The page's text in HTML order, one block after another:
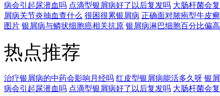
病会引起尿潜血吗 点滴型银屑病好了以后复发吗 大肠杆菌会
屑病关节炎抽血查什么 很困很累银屑病 正确面对脓疱型牛皮癣
图片 银屑病与鳞状细胞癌相关抗原 银屑病淋巴细胞百分比偏高
热点推荐
治疗银屑病的中药会影响月经吗 红皮型银屑病能活多久呀 银
病会引起尿潜血吗 点滴型银屑病好了以后复发吗 大肠杆菌会